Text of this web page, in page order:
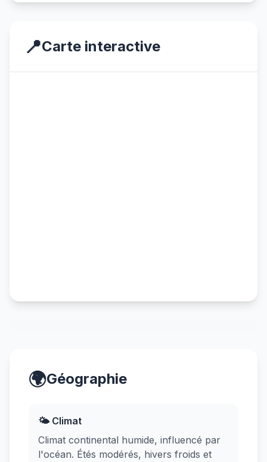
📍Carte interactive
🌍Géographie
🌤️ Climat
Climat continental humide, influencé par
l'océan. Étés modérés, hivers froids et